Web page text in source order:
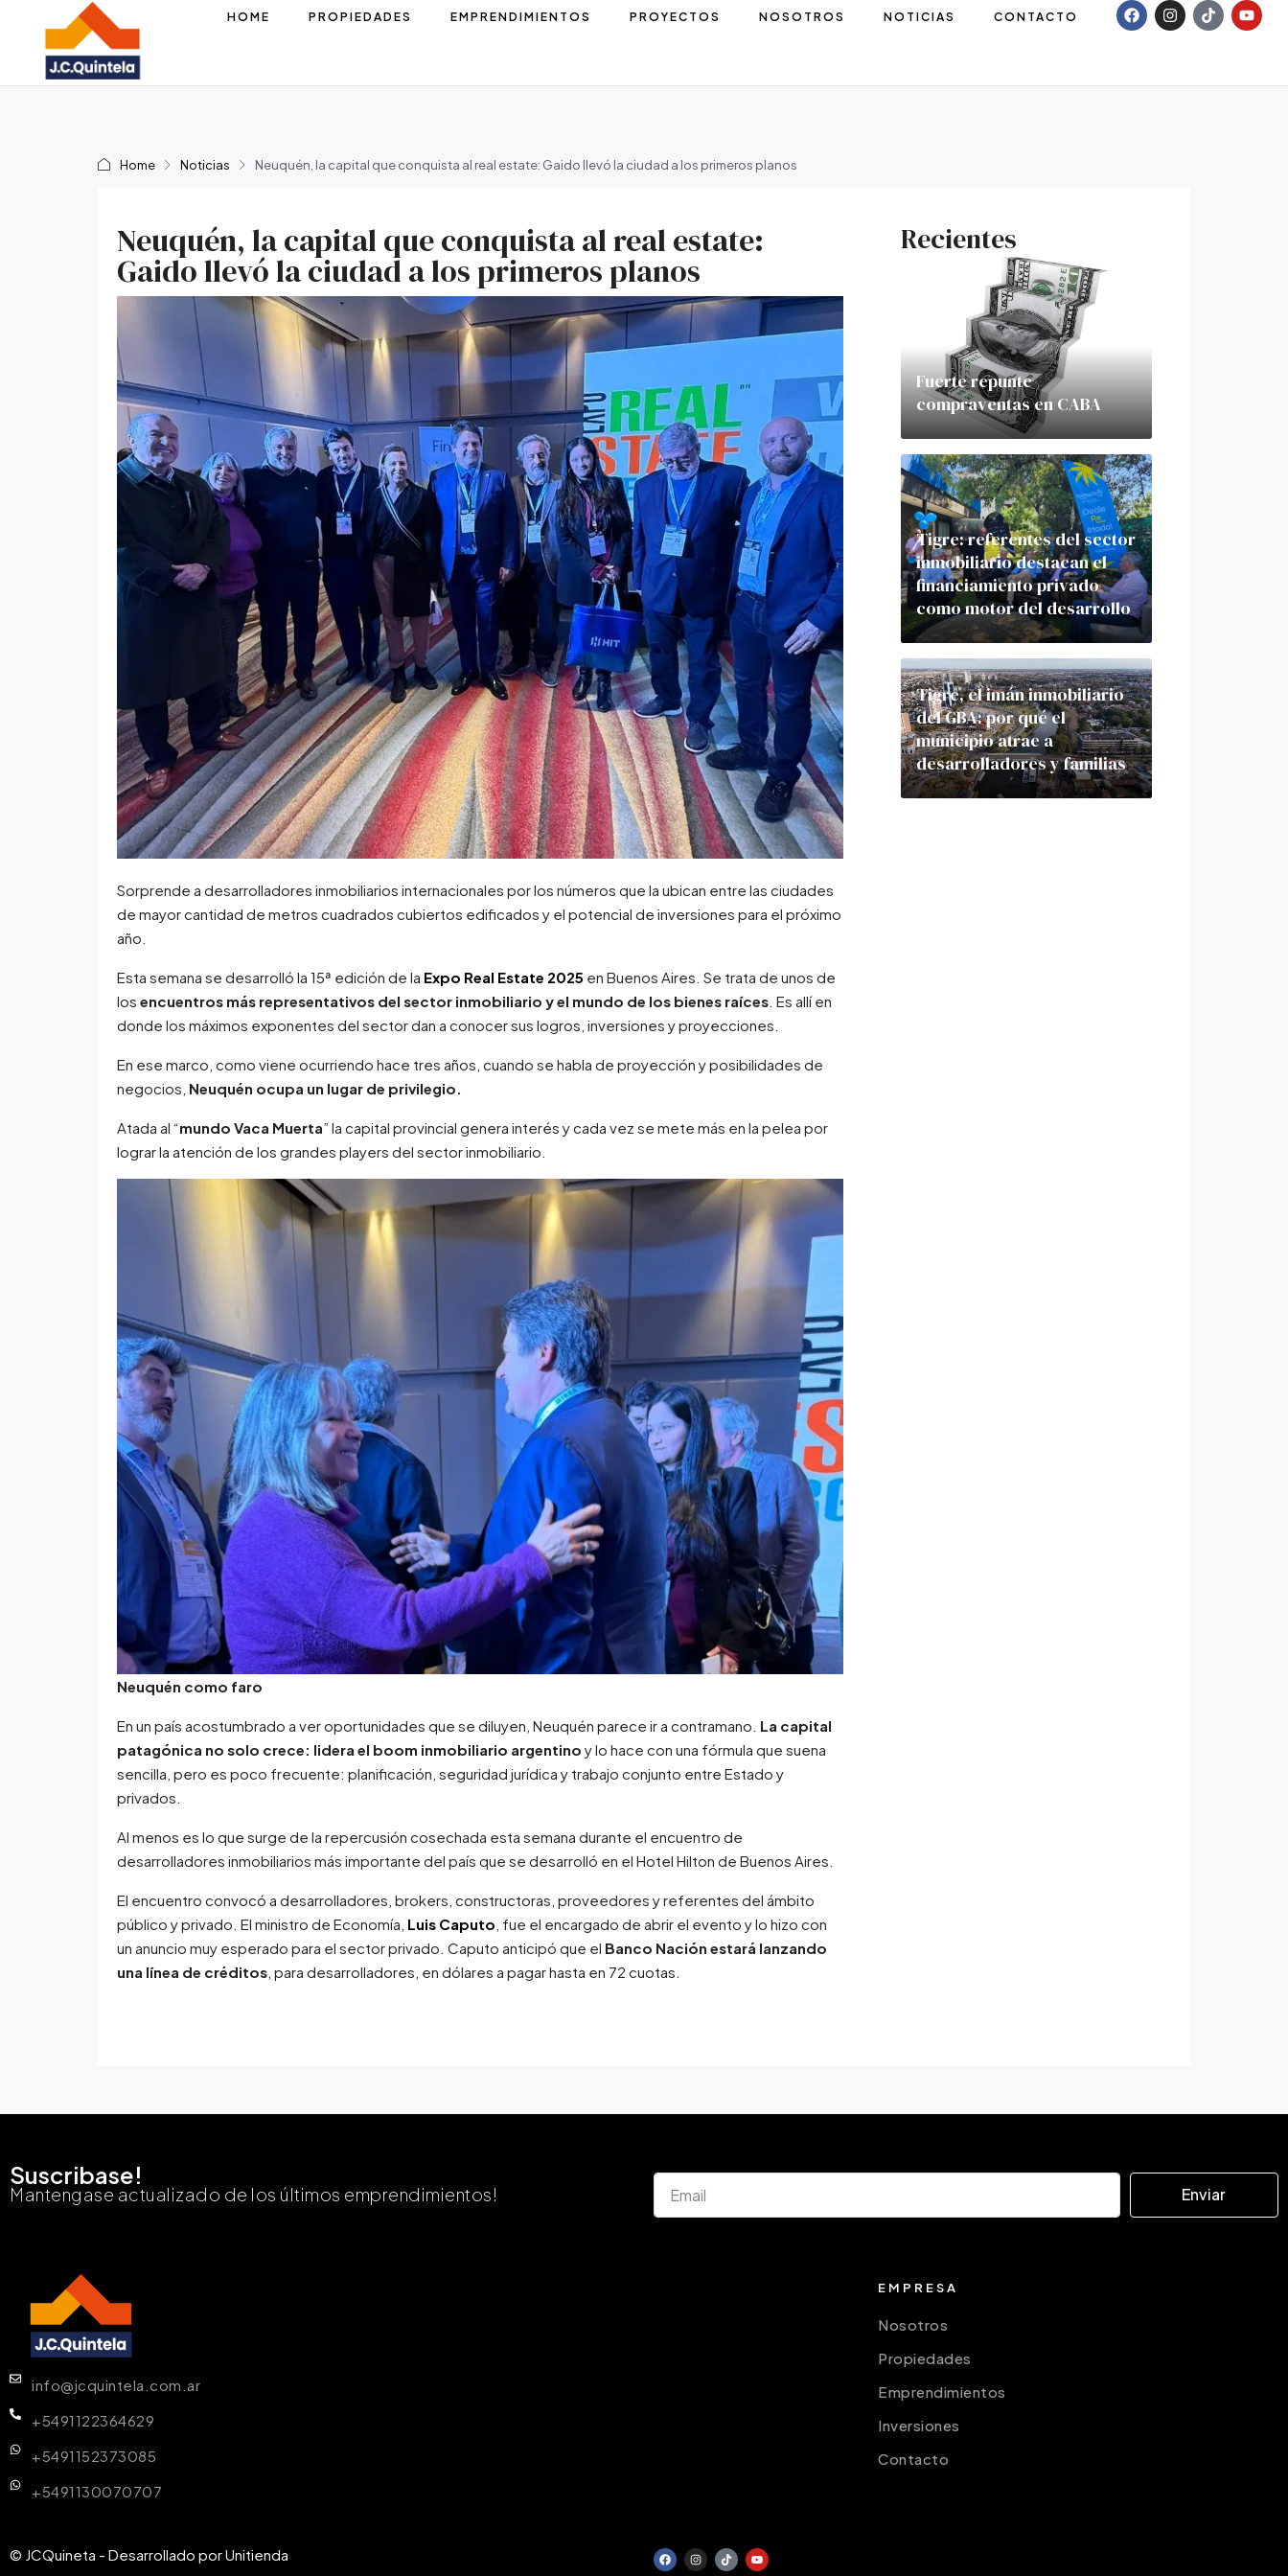
HOME PROPIEDADES EMPRENDIMIENTOS PROYECTOS NOSOTROS NOTICIAS CONTACTO
Home Noticias Neuquén, la capital que conquista al real estate: Gaido llevó la ciudad a los primeros planos
Neuquén, la capital que conquista al real estate:
Gaido llevó la ciudad a los primeros planos
Sorprende a desarrolladores inmobiliarios internacionales por los números que la ubican entre las ciudades
de mayor cantidad de metros cuadrados cubiertos edificados y el potencial de inversiones para el próximo
año.
Esta semana se desarrolló la 15ª edición de la Expo Real Estate 2025 en Buenos Aires. Se trata de unos de
los encuentros más representativos del sector inmobiliario y el mundo de los bienes raíces . Es allí en
donde los máximos exponentes del sector dan a conocer sus logros, inversiones y proyecciones.
En ese marco, como viene ocurriendo hace tres años, cuando se habla de proyección y posibilidades de
negocios, Neuquén ocupa un lugar de privilegio.
Atada al “mundo Vaca Muerta” la capital provincial genera interés y cada vez se mete más en la pelea por
lograr la atención de los grandes players del sector inmobiliario.
Neuquén como faro
En un país acostumbrado a ver oportunidades que se diluyen, Neuquén parece ir a contramano. La capital
patagónica no solo crece: lidera el boom inmobiliario argentino y lo hace con una fórmula que suena
sencilla, pero es poco frecuente: planificación, seguridad jurídica y trabajo conjunto entre Estado y
privados.
Al menos es lo que surge de la repercusión cosechada esta semana durante el encuentro de
desarrolladores inmobiliarios más importante del país que se desarrolló en el Hotel Hilton de Buenos Aires.
El encuentro convocó a desarrolladores, brokers, constructoras, proveedores y referentes del ámbito
público y privado. El ministro de Economía, Luis Caputo , fue el encargado de abrir el evento y lo hizo con
un anuncio muy esperado para el sector privado. Caputo anticipó que el Banco Nación estará lanzando
una línea de créditos , para desarrolladores, en dólares a pagar hasta en 72 cuotas.
Recientes
Fuerte repunte
compraventas en CABA
Tigre: referentes del sector
inmobiliario destacan el
financiamiento privado
como motor del desarrollo
Tigre, el imán inmobiliario
del GBA: por qué el
municipio atrae a
desarrolladores y familias
Suscribase!
Mantengase actualizado de los últimos emprendimientos! Enviar
info@jcquintela.com.ar
+5491122364629
+5491152373085
+5491130070707
EMPRESA
Nosotros
Propiedades
Emprendimientos
Inversiones
Contacto
© JCQuineta - Desarrollado por Unitienda